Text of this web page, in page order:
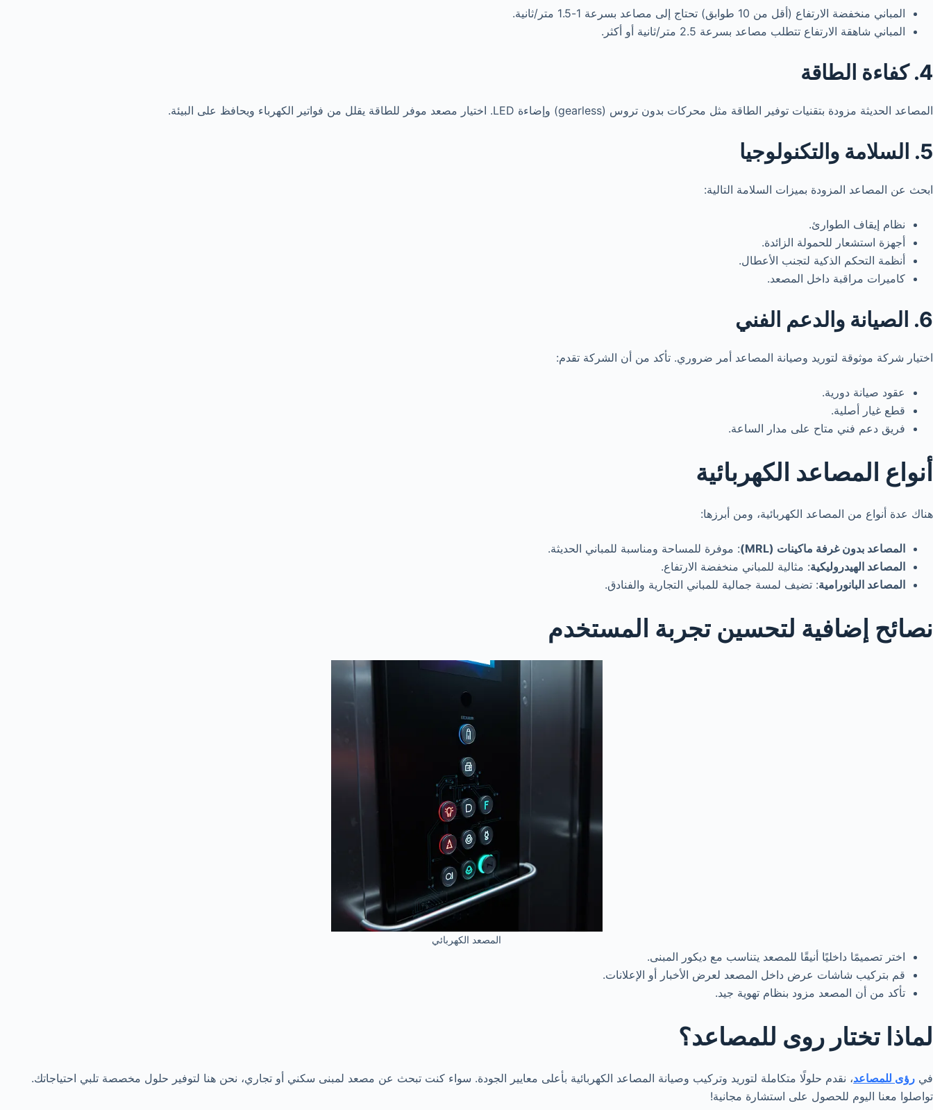
المباني منخفضة الارتفاع (أقل من 10 طوابق) تحتاج إلى مصاعد بسرعة 1-1.5 متر/ثانية.
المباني شاهقة الارتفاع تتطلب مصاعد بسرعة 2.5 متر/ثانية أو أكثر.
4. كفاءة الطاقة
المصاعد الحديثة مزودة بتقنيات توفير الطاقة مثل محركات بدون تروس (gearless) وإضاءة LED. اختيار مصعد موفر للطاقة يقلل من فواتير الكهرباء ويحافظ على البيئة.
5. السلامة والتكنولوجيا
ابحث عن المصاعد المزودة بميزات السلامة التالية:
نظام إيقاف الطوارئ.
أجهزة استشعار للحمولة الزائدة.
أنظمة التحكم الذكية لتجنب الأعطال.
كاميرات مراقبة داخل المصعد.
6. الصيانة والدعم الفني
اختيار شركة موثوقة لتوريد وصيانة المصاعد أمر ضروري. تأكد من أن الشركة تقدم:
عقود صيانة دورية.
قطع غيار أصلية.
فريق دعم فني متاح على مدار الساعة.
أنواع المصاعد الكهربائية
هناك عدة أنواع من المصاعد الكهربائية، ومن أبرزها:
المصاعد بدون غرفة ماكينات (MRL)
: موفرة للمساحة ومناسبة للمباني الحديثة.
المصاعد الهيدروليكية: مثالية للمباني منخفضة الارتفاع.
المصاعد البانورامية: تضيف لمسة جمالية للمباني التجارية والفنادق.
نصائح إضافية لتحسين تجربة المستخدم
المصعد الكهربائي
اختر تصميمًا داخليًا أنيقًا للمصعد يتناسب مع ديكور المبنى.
قم بتركيب شاشات عرض داخل المصعد لعرض الأخبار أو الإعلانات.
تأكد من أن المصعد مزود بنظام تهوية جيد.
لماذا تختار روى للمصاعد؟
في رؤى للمصاعد، نقدم حلولًا متكاملة لتوريد وتركيب وصيانة المصاعد الكهربائية بأعلى معايير الجودة. سواء كنت تبحث عن مصعد لمبنى سكني أو تجاري، نحن هنا لتوفير حلول مخصصة تلبي احتياجاتك.
تواصلوا معنا اليوم للحصول على استشارة مجانية!